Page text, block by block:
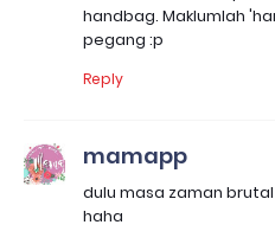
handbag. Maklumlah
pegang :p
Reply
mamapp
dulu masa zaman
haha